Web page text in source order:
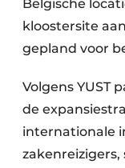
Belgische
kloostersite
gepland voor
Volgens YUST
de
internationale